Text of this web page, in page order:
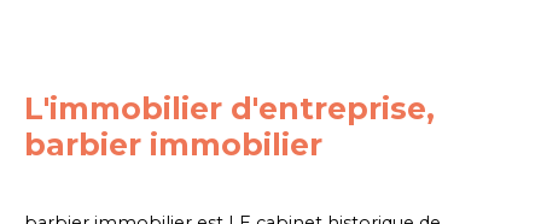
L'immobilier d'entreprise,
barbier immobilier